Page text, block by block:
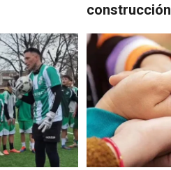
construcción